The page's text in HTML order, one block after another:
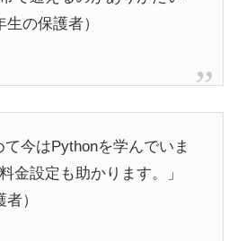
の保護者）
て今はPythonを学んでいま
金設定も助かります。」
）